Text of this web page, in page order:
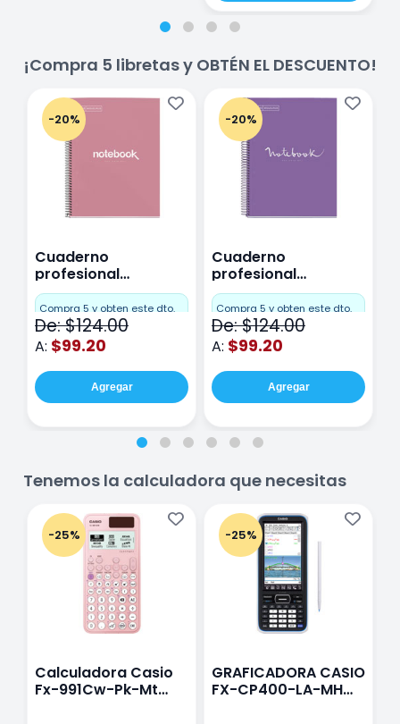
¡Compra 5 libretas y OBTÉN EL DESCUENTO!
-20%
Cuaderno
profesional
Miquelrius Emotions
Cuadro Chico 80
hojas Rosa
Compra 5 y obten este dto.
De: $124.00
A: $99.20
Agregar
-20%
Cuaderno
profesional
Miquelrius Emotions
raya 80 hojas
Purpura
Compra 5 y obten este dto.
De: $124.00
A: $99.20
Agregar
Tenemos la calculadora que necesitas
-25%
Calculadora Casio
Fx-991Cw-Pk-Mt
-25%
GRAFICADORA CASIO
FX-CP400-LA-MH